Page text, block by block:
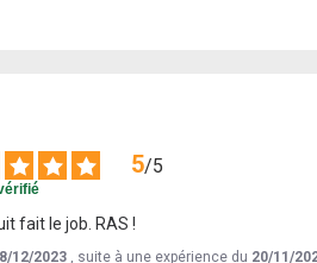
5/5
fait le job. RAS !
12/2023 , suite à une expérience du 20/11/